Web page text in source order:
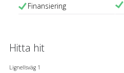
Finansiering
Hitta hit
Lignellsväg 1